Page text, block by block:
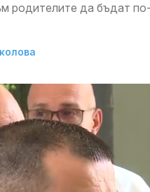
родителите да бъдат